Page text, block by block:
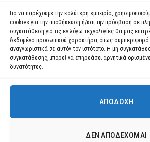
Για να παρέχουμε την καλύτερη εμπειρία,
cookies για την αποθήκευση ή/και την πρόσβαση σε
συγκατάθεση για τις εν λόγω τεχνολογίες θα μας
δεδομένα προσωπικού χαρακτήρα, όπως συμπεριφορά
αναγνωριστικά σε αυτόν τον ιστότοπο. Η μη
συγκατάθεσης, μπορεί να επηρεάσει αρνητικά
δυνατότητες.
ΑΠΟΔΟΧΉ
ΔΕΝ ΑΠΟΔΈΧΟΜΑΙ
Χρησιμοποιούμε cookies για να σας
πλοήγησης στον ιστότοπό μας.
ρυθμίσεις